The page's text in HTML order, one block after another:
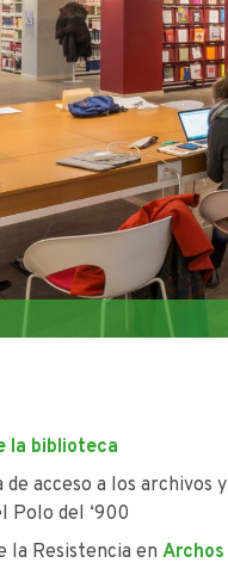
la biblioteca
acceso a los archivos y
Polo del ‘900
la Resistencia en Archos